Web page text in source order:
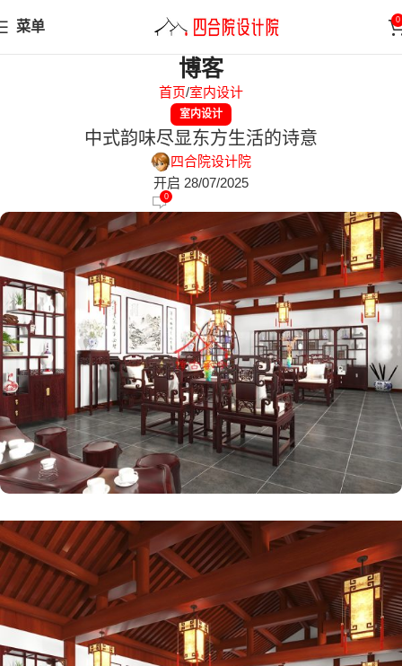
菜单 0
博客
首页 室内设计
室内设计
中式韵味尽显东方生活的诗意
四合院设计院
开启 28/07/2025
0